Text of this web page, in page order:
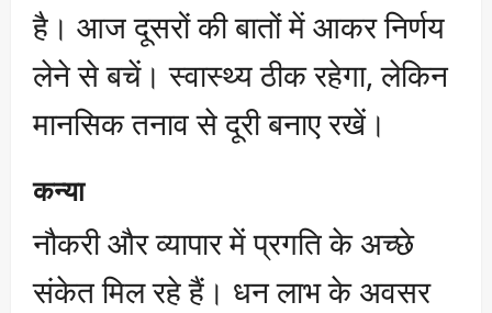
है। आज दूसरों की बातों में आकर निर्णय
लेने से बचें। स्वास्थ्य ठीक रहेगा, लेकिन
मानसिक तनाव से दूरी बनाए रखें।
कन्या
नौकरी और व्यापार में प्रगति के अच्छे
संकेत मिल रहे हैं। धन लाभ के अवसर